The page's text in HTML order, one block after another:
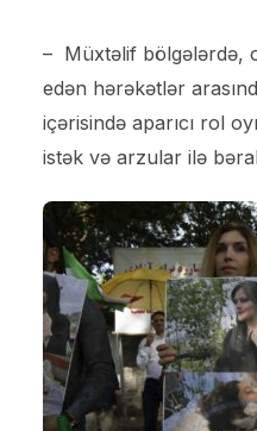
– Müxtəlif bölgələrdə,
edən hərəkətlər
içərisində aparıcı rol
istək və arzular ilə